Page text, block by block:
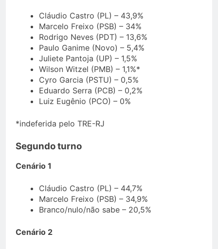
Cláudio Castro (PL) – 43,9%
Marcelo Freixo (PSB) – 34%
Rodrigo Neves (PDT) – 13,6%
Paulo Ganime (Novo) – 5,4%
Juliete Pantoja (UP) – 1,5%
Wilson Witzel (PMB) – 1,1%*
Cyro Garcia (PSTU) – 0,5%
Eduardo Serra (PCB) – 0,2%
Luiz Eugênio (PCO) – 0%
*indeferida pelo TRE-RJ
Segundo turno
Cenário 1
Cláudio Castro (PL) – 44,7%
Marcelo Freixo (PSB) – 34,9%
Branco/nulo/não sabe – 20,5%
Cenário 2